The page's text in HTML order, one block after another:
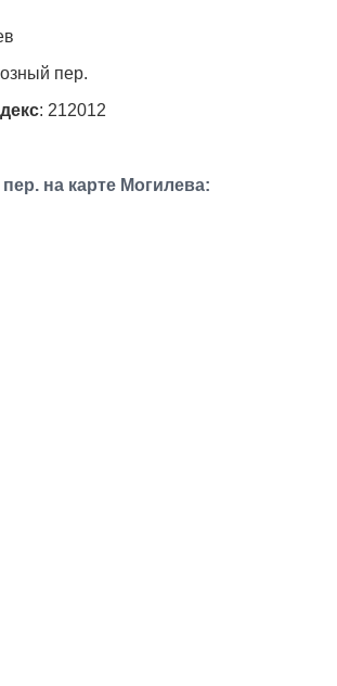
пер.
: 212012
на карте Могилева: